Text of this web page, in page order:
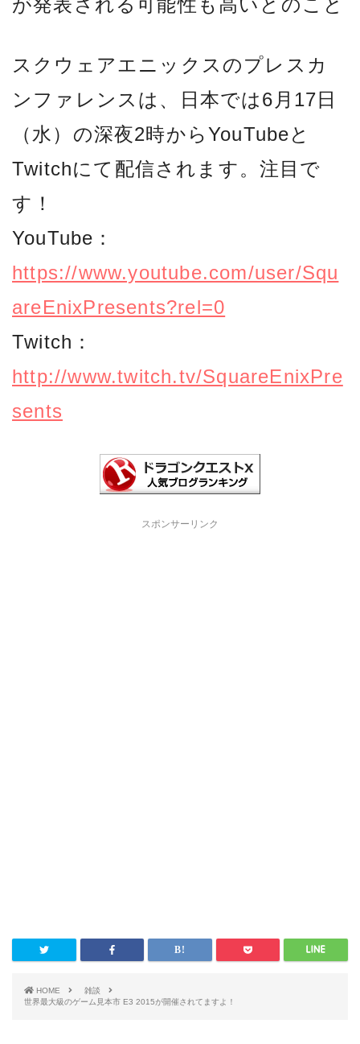
スクウェアエニックスのプレスカ
ンファレンスは、日本では6月17日
（水）の深夜2時からYouTubeと
Twitchにて配信されます。注目で
す！
YouTube：
https://www.youtube.com/user/Squ
areEnixPresents?rel=0
Twitch：
http://www.twitch.tv/SquareEnixPre
sents
スポンサーリンク
HOME
雑談
世界最大級のゲーム見本市 E3 2015が開催されてますよ！